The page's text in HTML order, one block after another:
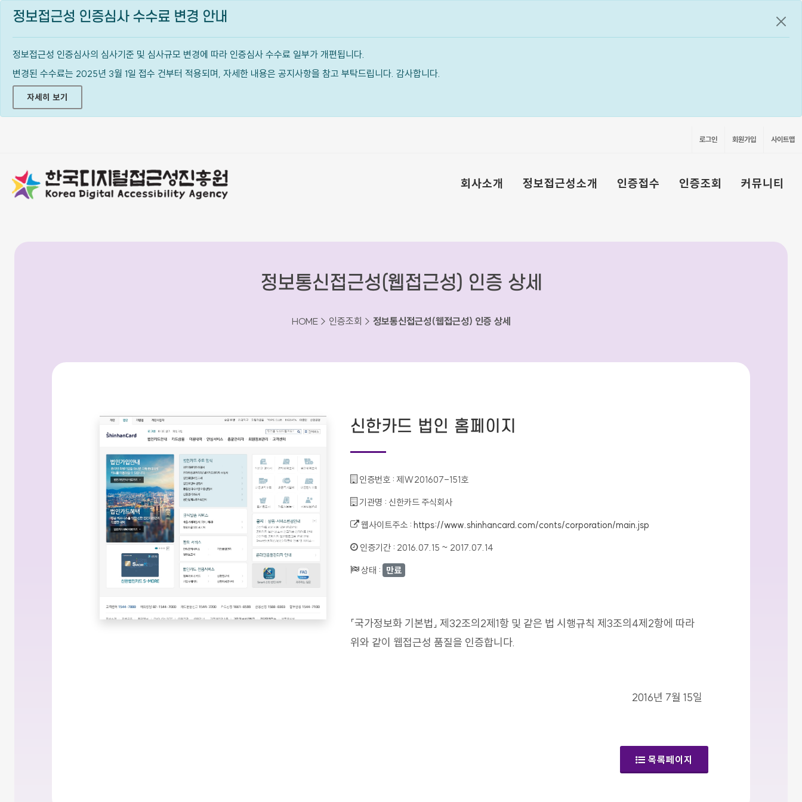
정보접근성 인증심사 수수료 변경 안내
정보접근성 인증심사의 심사기준 및 심사규모 변경에 따라 인증심사 수수료 일부가 개편됩니다.
변경된 수수료는 2025년 3월 1일 접수 건부터 적용되며, 자세한 내용은 공지사항을 참고 부탁드립니다. 감사합니다.
자세히 보기
공지
로그인 회원가입 사이트맵
회사소개 정보접근성소개 인증접수 인증조회 커뮤니티
정보통신접근성(웹접근성) 인증 상세
HOME > 인증조회 > 정보통신접근성(웹접근성) 인증 상세
신한카드 법인 홈페이지
인증번호 :제W201607-151호
기관명 : 신한카드 주식회사
웹사이트주소 :https://www.shinhancard.com/conts/corporation/main.jsp
인증기간 : 2016.07.15 ~ 2017.07.14
상태 : 만료
「국가정보화 기본법」 제32조의2제1항 및 같은 법 시행규칙 제3조의4제2항에 따라
위와 같이 웹접근성 품질을 인증합니다.
2016년 7월 15일
목록페이지